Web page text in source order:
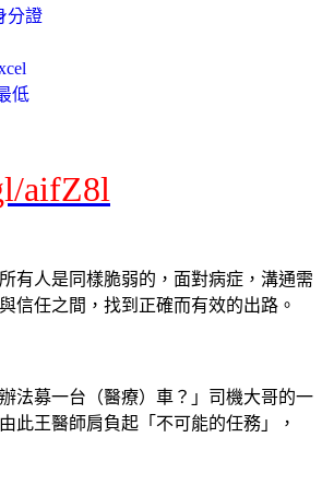
分證
低
aifZ8l
有人是同樣脆弱的，面對病症，溝通需
信任之間，找到正確而有效的出路。
法募一台（醫療）車？」司機大哥的一
此王醫師肩負起「不可能的任務」，